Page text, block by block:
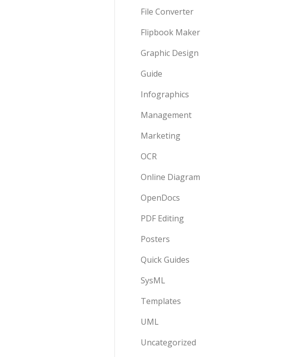
File Converter
Flipbook Maker
Graphic Design
Guide
Infographics
Management
Marketing
OCR
Online Diagram
OpenDocs
PDF Editing
Posters
Quick Guides
SysML
Templates
UML
Uncategorized